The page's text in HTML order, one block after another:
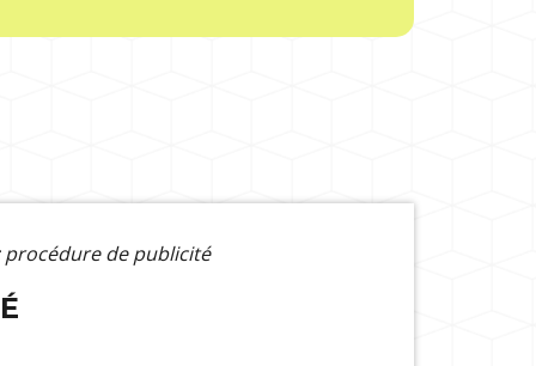
procédure de publicité